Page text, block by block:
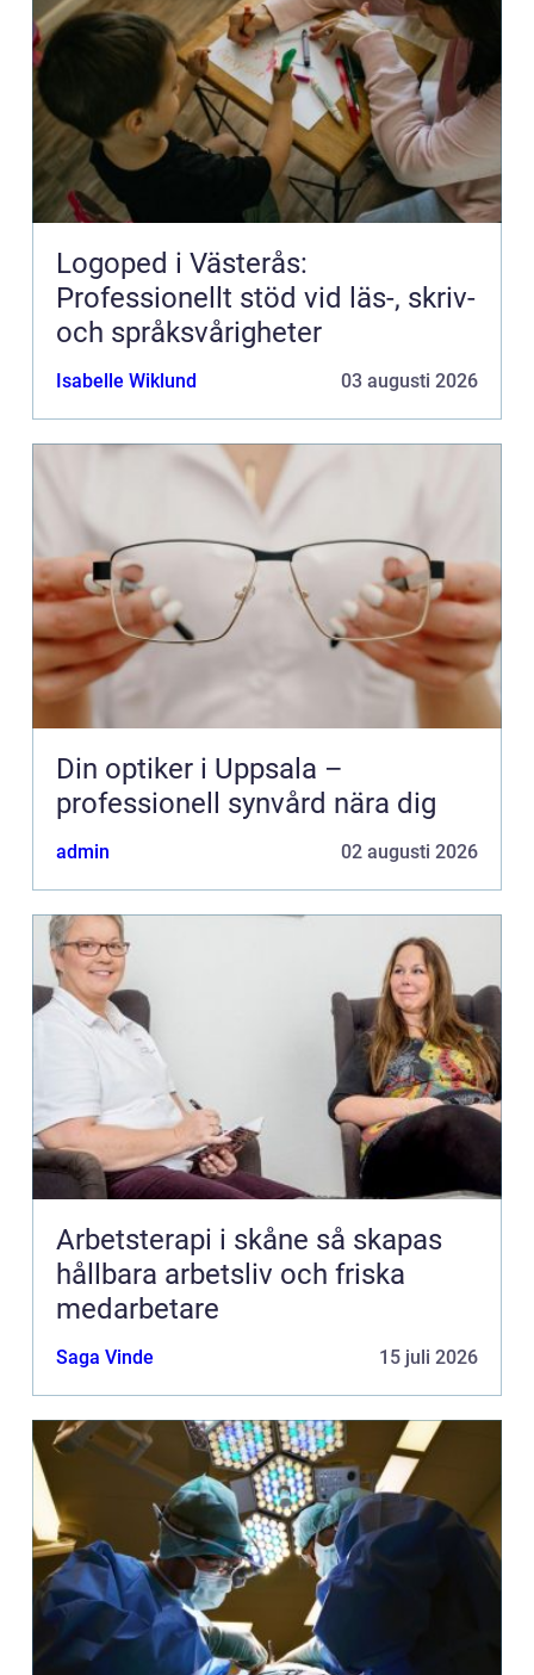
Logoped i Västerås:
Professionellt stöd vid läs-, skriv-
och språksvårigheter
Isabelle Wiklund 03 augusti 2026
Din optiker i Uppsala –
professionell synvård nära dig
admin 02 augusti 2026
Arbetsterapi i skåne så skapas
hållbara arbetsliv och friska
medarbetare
Saga Vinde 15 juli 2026